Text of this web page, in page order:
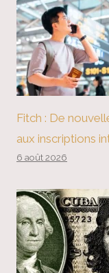
Fitch : De
aux inscriptions
6 août 2026